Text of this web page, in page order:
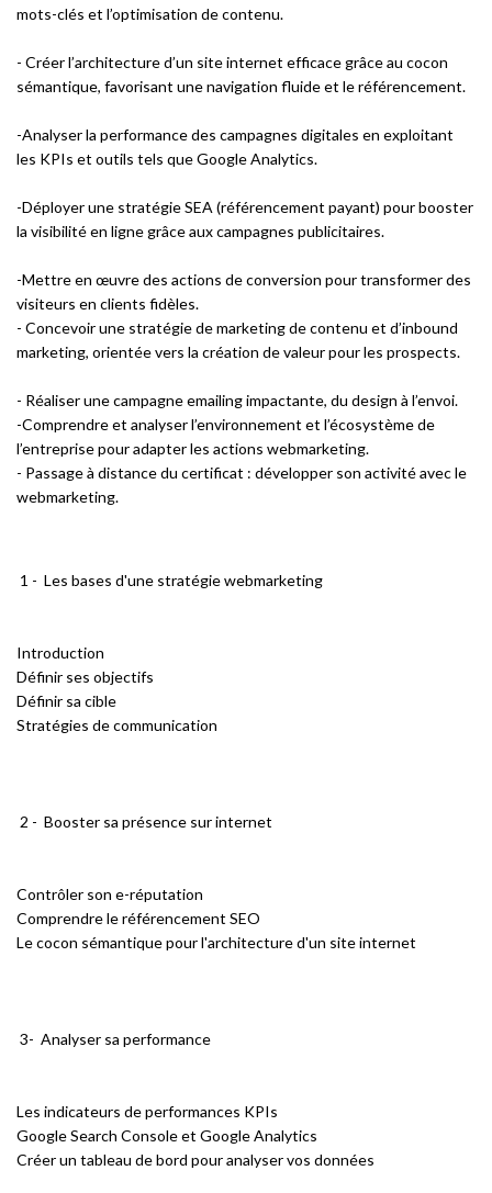
mots-clés et l’optimisation de contenu.
- Créer l’architecture d’un site internet efficace grâce au cocon
sémantique, favorisant une navigation fluide et le référencement.
-Analyser la performance des campagnes digitales en exploitant
les KPIs et outils tels que Google Analytics.
-Déployer une stratégie SEA (référencement payant) pour booster
la visibilité en ligne grâce aux campagnes publicitaires.
-Mettre en œuvre des actions de conversion pour transformer des
visiteurs en clients fidèles.
- Concevoir une stratégie de marketing de contenu et d’inbound
marketing, orientée vers la création de valeur pour les prospects.
- Réaliser une campagne emailing impactante, du design à l’envoi.
-Comprendre et analyser l’environnement et l’écosystème de
l’entreprise pour adapter les actions webmarketing.
- Passage à distance du certificat : développer son activité avec le
webmarketing.
1 - Les bases d'une stratégie webmarketing
Introduction
Définir ses objectifs
Définir sa cible
Stratégies de communication
2 - Booster sa présence sur internet
Contrôler son e-réputation
Comprendre le référencement SEO
Le cocon sémantique pour l'architecture d'un site internet
3- Analyser sa performance
Les indicateurs de performances KPIs
Google Search Console et Google Analytics
Créer un tableau de bord pour analyser vos données